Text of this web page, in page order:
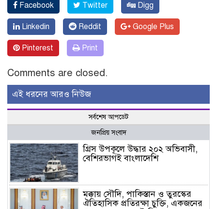
Facebook Twitter Digg
Linkedin Reddit Google Plus
Pinterest Print
Comments are closed.
এই ধরনের আরও নিউজ
সর্বশেষ আপডেট
জনপ্রিয় সংবাদ
গ্রিস উপকূলে উদ্ধার ২০২ অভিবাসী,
বেশিরভাগই বাংলাদেশি
মক্কায় সৌদি, পাকিস্তান ও তুরস্কের
ঐতিহাসিক প্রতিরক্ষা চুক্তি, একজনের